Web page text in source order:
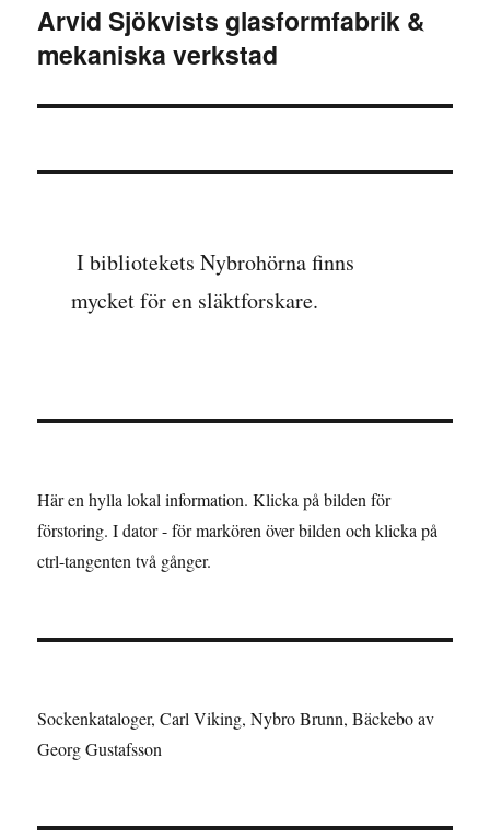
Nästa
inlägg:
Arvid Sjökvists glasformfabrik &
mekaniska verkstad
I bibliotekets Nybrohörna finns
mycket för en släktforskare.
Här en hylla lokal information. Klicka på bilden för
förstoring. I dator - för markören över bilden och klicka på
ctrl-tangenten två gånger.
Sockenkataloger, Carl Viking, Nybro Brunn, Bäckebo av
Georg Gustafsson